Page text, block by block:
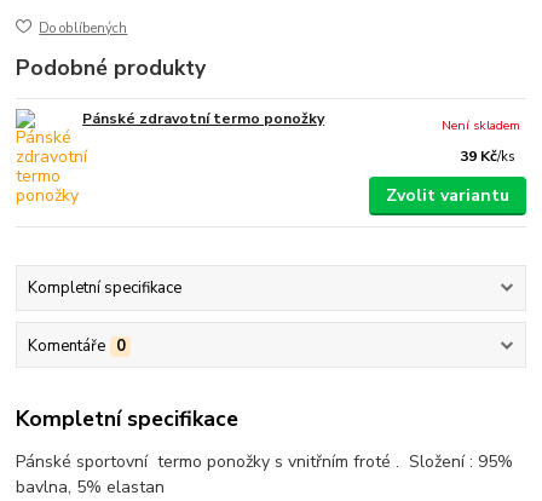
Do oblíbených
Podobné produkty
Pánské zdravotní termo ponožky
39 Kč/ks
Není skladem
Zvolit variantu
Kompletní specifikace
Komentáře 0
Kompletní specifikace
Pánské sportovní termo ponožky s vnitřním froté . Složení : 95%
bavlna, 5% elastan